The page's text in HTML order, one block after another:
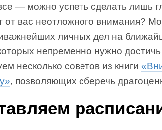
— можно успеть сделать лишь
от вас неотложного внимания?
личных дел на
непременно нужно достичь
несколько советов из книги
, позволяющих сберечь